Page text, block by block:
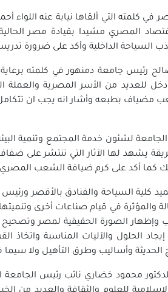
في كلمته التي ألقاها نيابة عنه
المصري مشيدا بقيادة مصر
السياحة الداخلية وأكد على ضرورة
رئيس جامعة دمنهور في كلمته
للعديد من الأسر المصرية والعملة
مضياف بطبعه وأشار انه يجب ان
لشئون خدمة المجتمع وتنمية
يشهد لها الآثار التي تنتشر على
كما أكد على كرم ضيافة الشعب المصري
كلية السياحة والفنادق بالأقصر
والمؤثرة في قيام صناعات أخرى
وإظهار الصورة الحقيقية لمصر
الحلول والآليات المناسبة واتخاذ
الحديثة وأساليب وطرق التأهيل ولا
محمود خضاري نائب رئيس